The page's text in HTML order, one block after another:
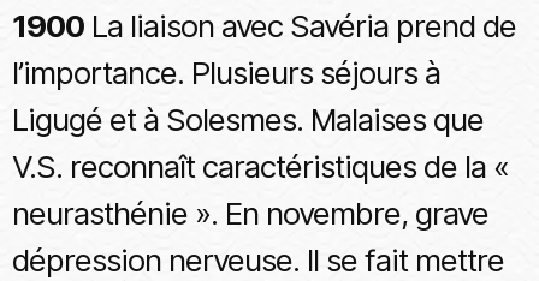
1900 La liaison avec Savéria prend de
l’importance. Plusieurs séjours à
Ligugé et à Solesmes. Malaises que
V.S. reconnaît caractéristiques de la «
neurasthénie ». En novembre, grave
dépression nerveuse. Il se fait mettre